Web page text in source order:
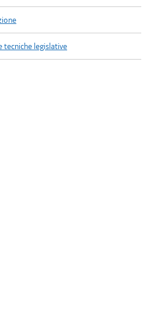
tecniche legislative